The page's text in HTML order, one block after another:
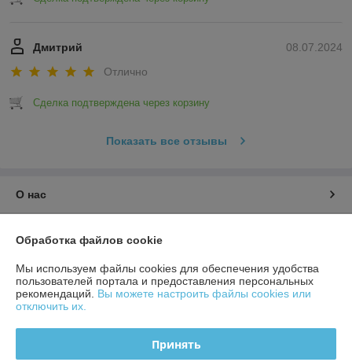
08.07.2024
Дмитрий
Отлично
Сделка подтверждена через корзину
Показать все отзывы
О нас
Доставка и оплата
График работы
Обработка файлов cookie
Мы используем файлы cookies для обеспечения удобства
пользователей портала и предоставления персональных
рекомендаций. Вы можете настроить файлы cookies или
отключить их.
Принять